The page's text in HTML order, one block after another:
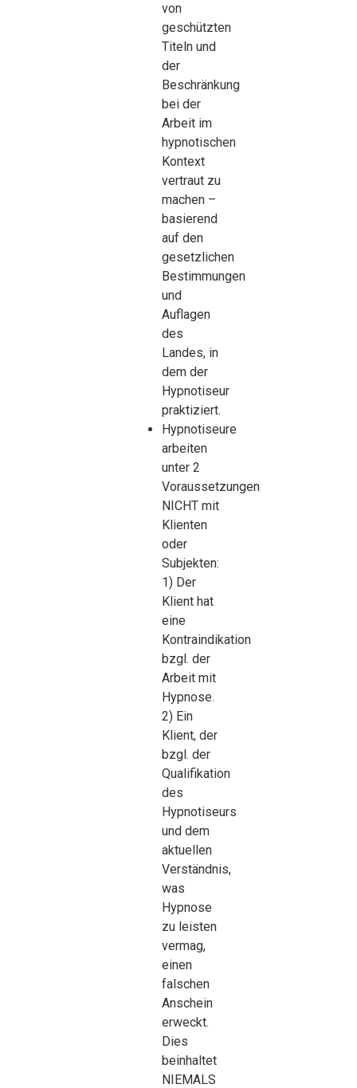
von
geschützten
Titeln und
der
Beschränkung
bei der
Arbeit im
hypnotischen
Kontext
vertraut zu
machen –
basierend
auf den
gesetzlichen
Bestimmungen
und
Auflagen
des
Landes, in
dem der
Hypnotiseur
praktiziert.
Hypnotiseure
arbeiten
unter 2
Voraussetzungen
NICHT mit
Klienten
oder
Subjekten:
1) Der
Klient hat
eine
Kontraindikation
bzgl. der
Arbeit mit
Hypnose.
2) Ein
Klient, der
bzgl. der
Qualifikation
des
Hypnotiseurs
und dem
aktuellen
Verständnis,
was
Hypnose
zu leisten
vermag,
einen
falschen
Anschein
erweckt.
Dies
beinhaltet
NIEMALS